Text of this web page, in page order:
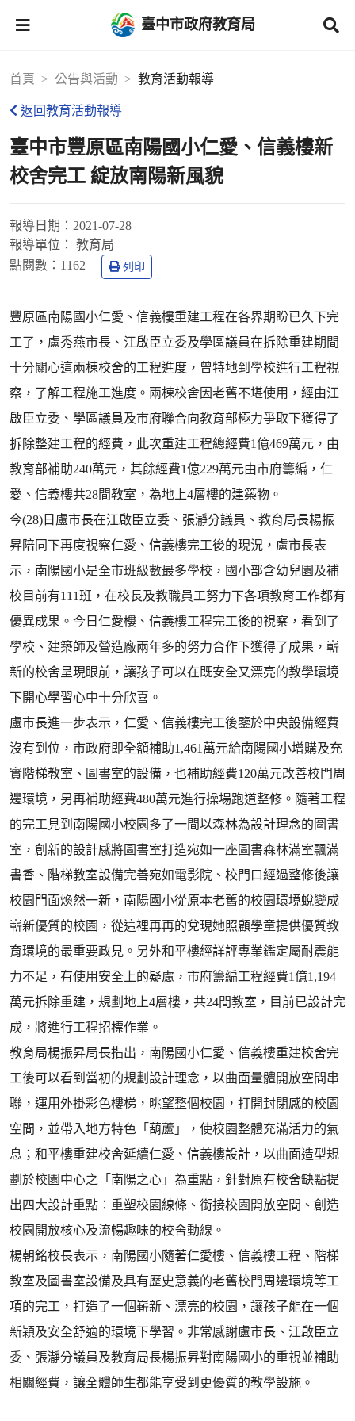
臺中市政府教育局
首頁 公告與活動 教育活動報導
返回教育活動報導
臺中市豐原區南陽國小仁愛、信義樓新
校舍完工 綻放南陽新風貌
報導日期： 2021-07-28
報導單位：
教育局
點閱數： 1162 列印
豐原區南陽國小仁愛、信義樓重建工程在各界期盼已久下完
工了，盧秀燕市長、江啟臣立委及學區議員在拆除重建期間
十分關心這兩棟校舍的工程進度，曾特地到學校進行工程視
察，了解工程施工進度。兩棟校舍因老舊不堪使用，經由江
啟臣立委、學區議員及市府聯合向教育部極力爭取下獲得了
拆除整建工程的經費，此次重建工程總經費1億469萬元，由
教育部補助240萬元，其餘經費1億229萬元由市府籌編，仁
愛、信義樓共28間教室，為地上4層樓的建築物。
今(28)日盧市長在江啟臣立委、張瀞分議員、教育局長楊振
昇陪同下再度視察仁愛、信義樓完工後的現況，盧市長表
示，南陽國小是全市班級數最多學校，國小部含幼兒園及補
校目前有111班，在校長及教職員工努力下各項教育工作都有
優異成果。今日仁愛樓、信義樓工程完工後的視察，看到了
學校、建築師及營造廠兩年多的努力合作下獲得了成果，嶄
新的校舍呈現眼前，讓孩子可以在既安全又漂亮的教學環境
下開心學習心中十分欣喜。
盧市長進一步表示，仁愛、信義樓完工後鑒於中央設備經費
沒有到位，市政府即全額補助1,461萬元給南陽國小增購及充
實階梯教室、圖書室的設備，也補助經費120萬元改善校門周
邊環境，另再補助經費480萬元進行操場跑道整修。隨著工程
的完工見到南陽國小校園多了一間以森林為設計理念的圖書
室，創新的設計感將圖書室打造宛如一座圖書森林滿室飄滿
書香、階梯教室設備完善宛如電影院、校門口經過整修後讓
校園門面煥然一新，南陽國小從原本老舊的校園環境蛻變成
嶄新優質的校園，從這裡再再的兌現她照顧學童提供優質教
育環境的最重要政見。另外和平樓經詳評專業鑑定屬耐震能
力不足，有使用安全上的疑慮，市府籌編工程經費1億1,194
萬元拆除重建，規劃地上4層樓，共24間教室，目前已設計完
成，將進行工程招標作業。
教育局楊振昇局長指出，南陽國小仁愛、信義樓重建校舍完
工後可以看到當初的規劃設計理念，以曲面量體開放空間串
聯，運用外掛彩色樓梯，晀望整個校園，打開封閉感的校園
空間，並帶入地方特色「葫蘆」，使校園整體充滿活力的氣
息；和平樓重建校舍延續仁愛、信義樓設計，以曲面造型規
劃於校園中心之「南陽之心」為重點，針對原有校舍缺點提
出四大設計重點：重塑校園線條、銜接校園開放空間、創造
校園開放核心及流暢趣味的校舍動線。
楊朝銘校長表示，南陽國小隨著仁愛樓、信義樓工程、階梯
教室及圖書室設備及具有歷史意義的老舊校門周邊環境等工
項的完工，打造了一個嶄新、漂亮的校園，讓孩子能在一個
新穎及安全舒適的環境下學習。非常感謝盧市長、江啟臣立
委、張瀞分議員及教育局長楊振昇對南陽國小的重視並補助
相關經費，讓全體師生都能享受到更優質的教學設施。